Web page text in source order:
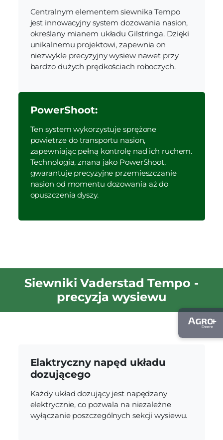
Centralnym elementem siewnika Tempo
jest innowacyjny system dozowania nasion,
określany mianem układu Gilstringa. Dzięki
unikalnemu projektowi, zapewnia on
niezwykle precyzyjny wysiew nawet przy
bardzo dużych prędkościach roboczych.
PowerShoot:
Ten system wykorzystuje sprężone
powietrze do transportu nasion,
zapewniając pełną kontrolę nad ich ruchem.
Technologia, znana jako PowerShoot,
gwarantuje precyzyjne przemieszczanie
nasion od momentu dozowania aż do
opuszczenia dyszy.
Siewniki Vaderstad Tempo -
precyzja wysiewu
Elaktryczny napęd układu
dozującego
Każdy układ dozujący jest napędzany
elektrycznie, co pozwala na niezależne
wyłączanie poszczególnych sekcji wysiewu.